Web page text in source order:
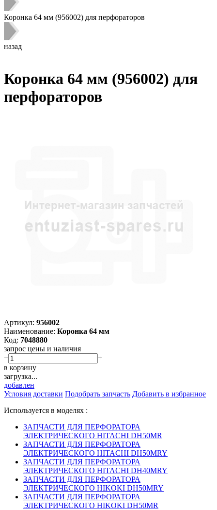
Коронка 64 мм (956002) для перфораторов
назад
Коронка 64 мм (956002) для
перфораторов
Артикул: 956002
Наименование: Коронка 64 мм
Код: 7048880
запрос цены и наличия
−
+
в корзину
загрузка...
добавлен
Условия доставки Подобрать запчасть Добавить в избранное
Используется в моделях :
ЗАПЧАСТИ ДЛЯ ПЕРФОРАТОРА
ЭЛЕКТРИЧЕСКОГО HITACHI DH50MR
ЗАПЧАСТИ ДЛЯ ПЕРФОРАТОРА
ЭЛЕКТРИЧЕСКОГО HITACHI DH50MRY
ЗАПЧАСТИ ДЛЯ ПЕРФОРАТОРА
ЭЛЕКТРИЧЕСКОГО HITACHI DH40MRY
ЗАПЧАСТИ ДЛЯ ПЕРФОРАТОРА
ЭЛЕКТРИЧЕСКОГО HIKOKI DH50MRY
ЗАПЧАСТИ ДЛЯ ПЕРФОРАТОРА
ЭЛЕКТРИЧЕСКОГО HIKOKI DH50MR